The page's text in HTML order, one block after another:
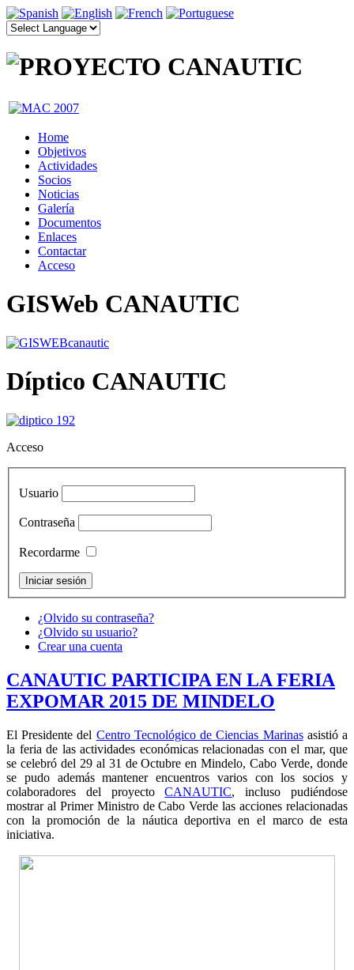
Home
Objetivos
Actividades
Socios
Noticias
Galería
Documentos
Enlaces
Contactar
Acceso
GISWeb CANAUTIC
Díptico CANAUTIC
Acceso
Usuario
Contraseña
Recordarme
¿Olvido su contraseña?
¿Olvido su usuario?
Crear una cuenta
CANAUTIC PARTICIPA EN LA FERIA
EXPOMAR 2015 DE MINDELO
El Presidente del Centro Tecnológico de Ciencias Marinasasistió a
la feria de las actividades económicas relacionadas con el mar, que
se celebró del 29 al 31 de Octubre en Mindelo, Cabo Verde, donde
se pudo además mantener encuentros varios con los socios y
colaboradores del proyectoCANAUTIC, incluso pudiéndose
mostrar al Primer Ministro de Cabo Verde las acciones relacionadas
con la promoción de la náutica deportiva en el marco de esta
iniciativa.